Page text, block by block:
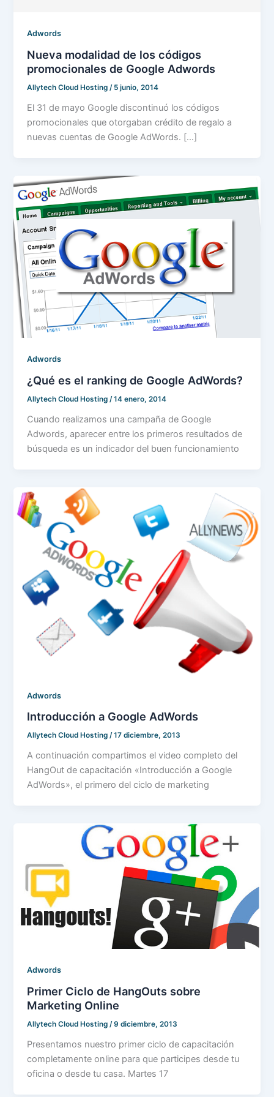
Adwords
Nueva modalidad de los códigos
promocionales de Google Adwords
Allytech Cloud Hosting / 5 junio, 2014
El 31 de mayo Google discontinuó los códigos
promocionales que otorgaban crédito de regalo a
nuevas cuentas de Google AdWords. […]
Adwords
¿Qué es el ranking de Google AdWords?
Allytech Cloud Hosting/14 enero, 2014
Cuando realizamos una campaña de Google
Adwords, aparecer entre los primeros resultados de
búsqueda es un indicador del buen funcionamiento
Adwords
Introducción a Google AdWords
Allytech Cloud Hosting/17 diciembre, 2013
A continuación compartimos el video completo del
HangOut de capacitación «Introducción a Google
AdWords», el primero del ciclo de marketing
Adwords
Primer Ciclo de HangOuts sobre
Marketing Online
Allytech Cloud Hosting/9 diciembre, 2013
Presentamos nuestro primer ciclo de capacitación
completamente online para que participes desde tu
oficina o desde tu casa. Martes 17